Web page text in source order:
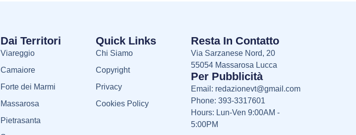
Dai Territori
Viareggio
Camaiore
Forte dei Marmi
Massarosa
Pietrasanta
Quick Links
Chi Siamo
Copyright
Privacy
Cookies Policy
Resta In Contatto
Via Sarzanese Nord, 20
55054 Massarosa Lucca
Per Pubblicità
Email: redazionevt@gmail.com
Phone: 393-3317601
Hours: Lun-Ven 9:00AM -
5:00PM